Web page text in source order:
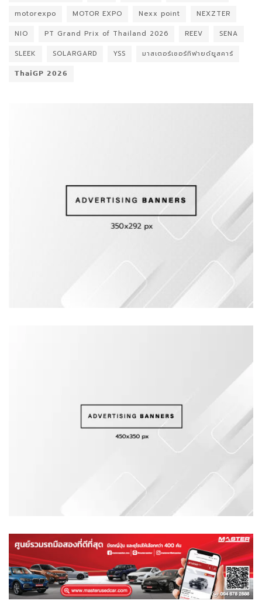
motorexpo
MOTOR EXPO Nexx point
NEXZTER
NIO
PT Grand Prix of Thailand 2026 REEV
SENA
SLEEK
SOLARGARD YSS
มาสเตอร์เซอร์ทิฟายด์ยูสคาร์
𝗧𝗵𝗮𝗶𝗚𝗣 𝟮𝟬𝟮𝟲